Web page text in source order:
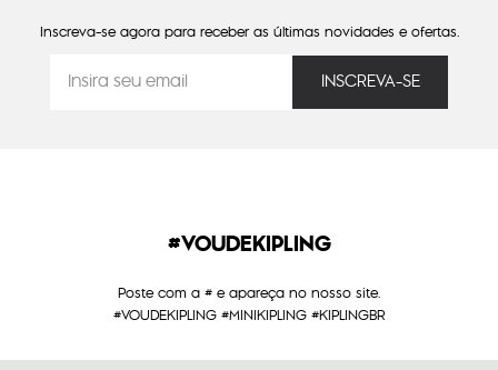
Inscreva-se agora para receber as últimas novidades e ofertas.
#VOUDEKIPLING
Poste com a # e apareça no nosso site.
#VOUDEKIPLING #MINIKIPLING #KIPLINGBR